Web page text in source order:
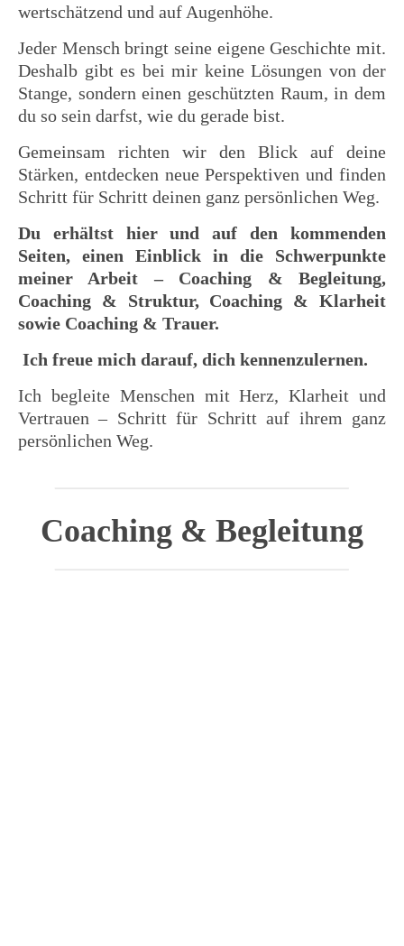
wertschätzend und auf Augenhöhe.
Jeder Mensch bringt seine eigene Geschichte mit.
Deshalb gibt es bei mir keine Lösungen von der
Stange, sondern einen geschützten Raum, in dem
du so sein darfst, wie du gerade bist.
Gemeinsam richten wir den Blick auf deine
Stärken, entdecken neue Perspektiven und finden
Schritt für Schritt deinen ganz persönlichen Weg.
Du erhältst hier und auf den kommenden
Seiten, einen Einblick in die Schwerpunkte
meiner Arbeit – Coaching & Begleitung,
Coaching & Struktur, Coaching & Klarheit
sowie Coaching & Trauer.
Ich freue mich darauf, dich kennenzulernen.
Ich begleite Menschen mit Herz, Klarheit und
Vertrauen – Schritt für Schritt auf ihrem ganz
persönlichen Weg.
Coaching & Begleitung